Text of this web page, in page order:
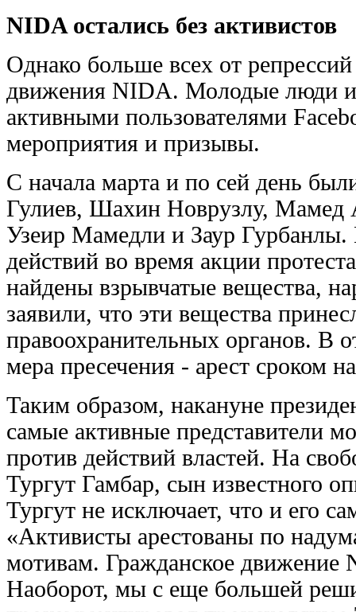
NIDA остались без активистов
Однако больше всех от
движения NIDA. Молодые люди
активными пользователями
мероприятия и призывы.
С начала марта и по сей день
Гулиев, Шахин Новрузлу, Мамед
Узеир Мамедли и Заур Гурбанлы.
действий во время акции
найдены взрывчатые вещества,
заявили, что эти вещества
правоохранительных органов. В
мера пресечения - арест сроком
Таким образом, накануне
самые активные представители
против действий властей. На
Тургут Гамбар, сын известного
Тургут не исключает, что и его
«Активисты арестованы по
мотивам. Гражданское движение
Наоборот, мы с еще большей